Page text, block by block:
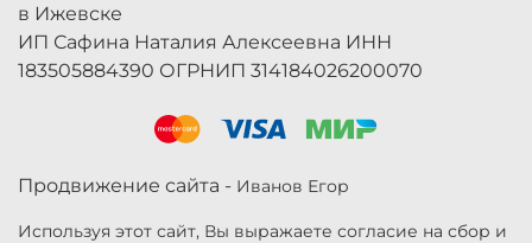
в Ижевске
ИП Сафина Наталия Алексеевна ИНН
183505884390 ОГРНИП 314184026200070
Продвижение сайта - Иванов Егор
Используя этот сайт, Вы выражаете согласие на сбор и